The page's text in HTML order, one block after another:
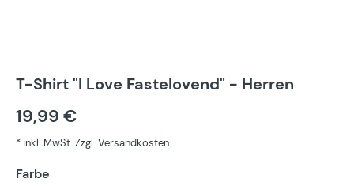
T-Shirt "I Love Fastelovend" - Herren
19,99 €
* inkl. MwSt. Zzgl. Versandkosten
Farbe